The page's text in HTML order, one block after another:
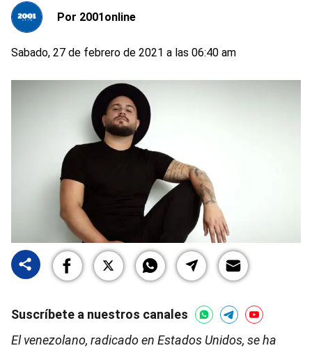
Por 2001online
Sabado, 27 de febrero de 2021 a las 06:40 am
Suscríbete a nuestros canales
El venezolano, radicado en Estados Unidos, se ha